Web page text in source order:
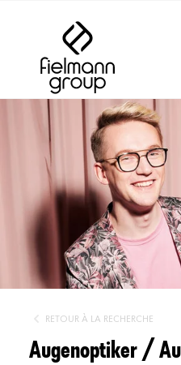
RETOUR À LA RECHERCHE
Augenoptiker /